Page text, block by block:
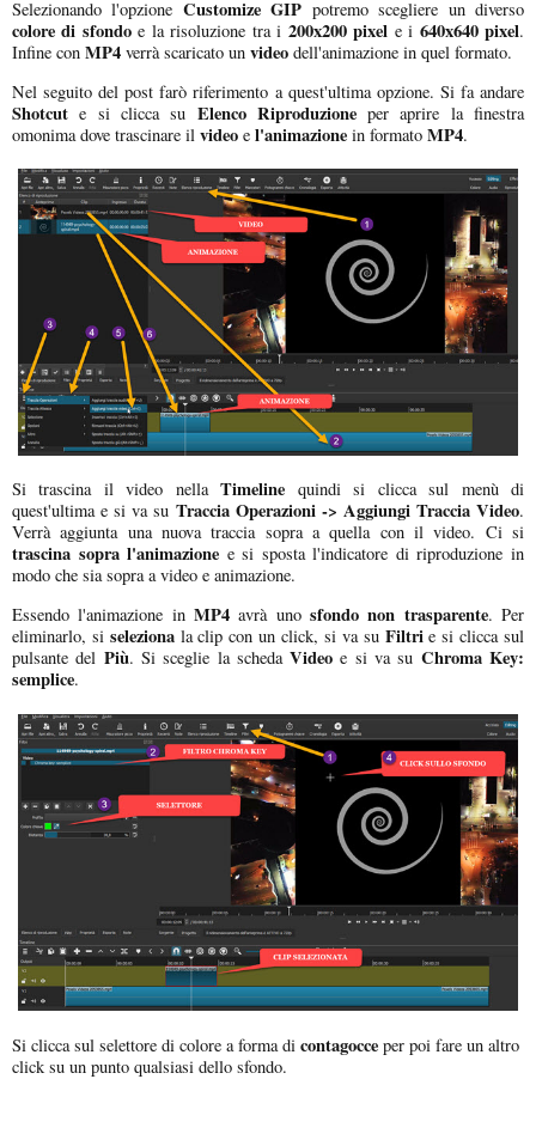
Selezionando l'opzione Customize GIP potremo scegliere un diverso
colore di sfondoe la risoluzione tra i 200x200 pixel e i 640x640 pixel.
Infine con MP4 verrà scaricato un video dell'animazione in quel formato.
Nel seguito del post farò riferimento a quest'ultima opzione. Si fa andare
Shotcute si clicca su Elenco Riproduzioneper aprire la finestra
omonima dove trascinare il video e l'animazione in formato MP4.
Si trascina il video nellaTimeline quindi si clicca sul menù di
quest'ultima e si va su Traccia Operazioni -> Aggiungi Traccia Video.
Verrà aggiunta una nuova traccia sopra a quella con il video. Ci si
trascina sopra l'animazione e si sposta l'indicatore di riproduzione in
modo che sia sopra a video e animazione.
Essendo l'animazione in MP4 avrà uno sfondo non trasparente. Per
eliminarlo, si selezionala clip con un click, si va suFiltrie si clicca sul
pulsante del Più. Si sceglie la schedaVideo e si va su Chroma Key:
semplice.
Si clicca sul selettore di colore a forma di contagocce per poi fare un altro
click su un punto qualsiasi dello sfondo.